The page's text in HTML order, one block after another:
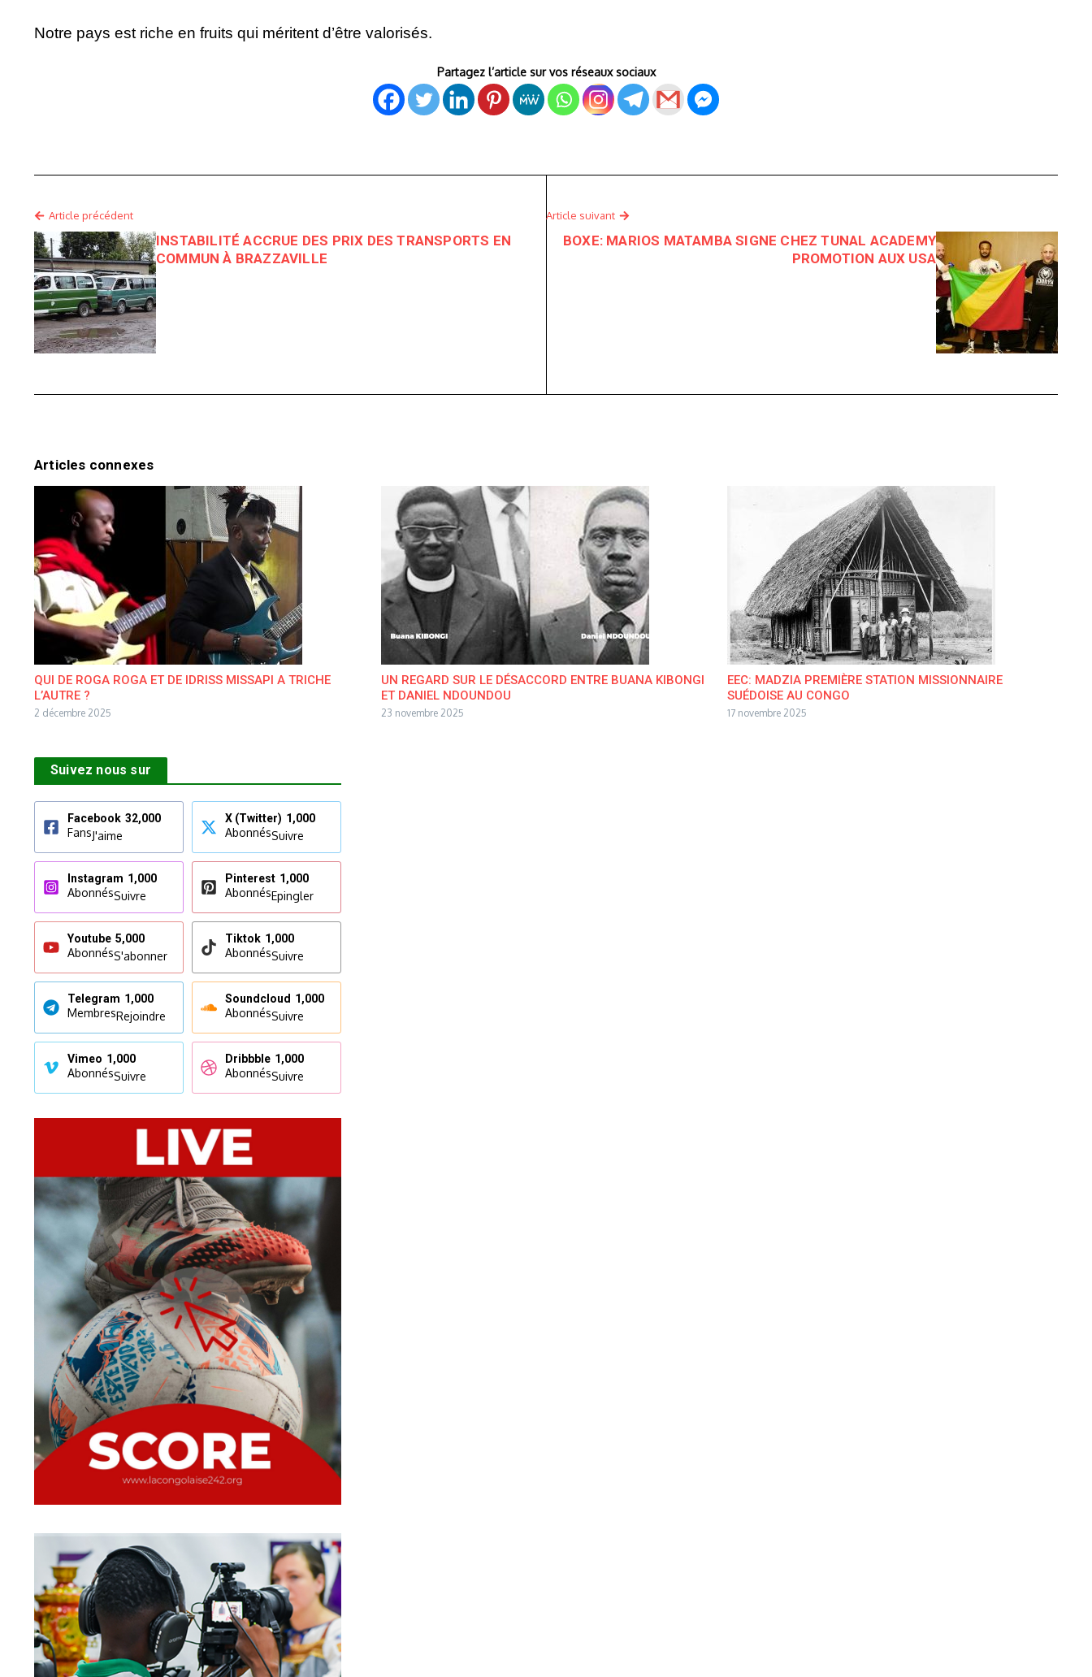
Notre pays est riche en fruits qui méritent d’être valorisés.
Partagez l’article sur vos réseaux sociaux
Article précédent
INSTABILITÉ ACCRUE DES PRIX DES TRANSPORTS EN
COMMUN À BRAZZAVILLE
Article suivant
BOXE: MARIOS MATAMBA SIGNE CHEZ TUNAL ACADEMY
PROMOTION AUX USA
Articles connexes
QUI DE ROGA ROGA ET DE IDRISS MISSAPI A TRICHE
L’AUTRE ?
2 décembre 2025
UN REGARD SUR LE DÉSACCORD ENTRE BUANA KIBONGI
ET DANIEL NDOUNDOU
23 novembre 2025
EEC: MADZIA PREMIÈRE STATION MISSIONNAIRE
SUÉDOISE AU CONGO
17 novembre 2025
Suivez nous sur
Facebook 32,000
FansJ'aime
X (Twitter) 1,000
AbonnésSuivre
Instagram 1,000
AbonnésSuivre
Pinterest 1,000
AbonnésEpingler
Youtube 5,000
AbonnésS'abonner
Tiktok 1,000
AbonnésSuivre
Telegram 1,000
MembresRejoindre
Soundcloud 1,000
AbonnésSuivre
Vimeo 1,000
AbonnésSuivre
Dribbble 1,000
AbonnésSuivre